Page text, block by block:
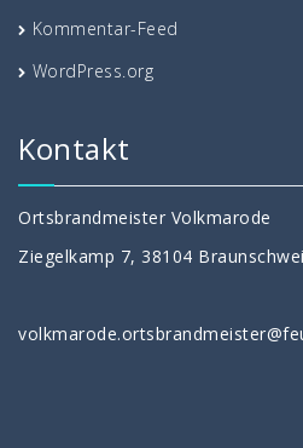
Kommentar-Feed
WordPress.org
Kontakt
Ortsbrandmeister Volkmarode
Ziegelkamp 7, 38104